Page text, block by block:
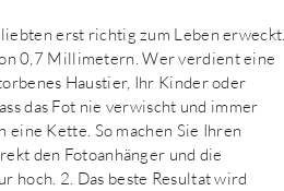
erst richtig zum Leben erweckt.
0,7 Millimetern. Wer verdient eine
Haustier, Ihr Kinder oder
das Fot nie verwischt und immer
Kette. So machen Sie Ihren
den Fotoanhänger und die
hoch. 2. Das beste Resultat wird